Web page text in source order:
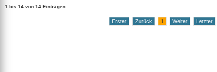
1 bis 14 von 14 Einträgen
Erster Zurück 1 Weiter Letzter